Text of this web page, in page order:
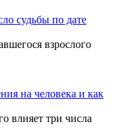
судьбы по дате
взрослого
на человека и как
влияет три числа